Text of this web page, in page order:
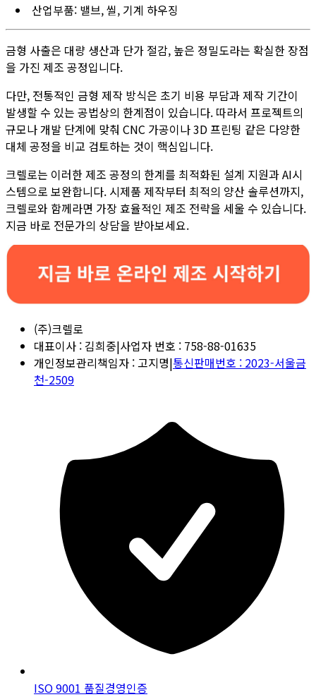
산업부품: 밸브, 씰, 기계 하우징
금형 사출은 대량 생산과 단가 절감, 높은 정밀도라는 확실한 장점
을 가진 제조 공정입니다.
다만, 전통적인 금형 제작 방식은 초기 비용 부담과 제작 기간이
발생할 수 있는 공법상의 한계점이 있습니다. 따라서 프로젝트의
규모나 개발 단계에 맞춰 CNC 가공이나 3D 프린팅 같은 다양한
대체 공정을 비교 검토하는 것이 핵심입니다.
크렐로는 이러한 제조 공정의 한계를 최적화된 설계 지원과 AI시
스템으로 보완합니다. 시제품 제작부터 최적의 양산 솔루션까지,
크렐로와 함께라면 가장 효율적인 제조 전략을 세울 수 있습니다.
지금 바로 전문가의 상담을 받아보세요.
(주)크렐로
대표이사 :김희중|사업자 번호 : 758-88-01635
개인정보관리책임자 :고지명|통신판매번호 : 2023-서울금
천-2509
ISO 9001 품질경영인증